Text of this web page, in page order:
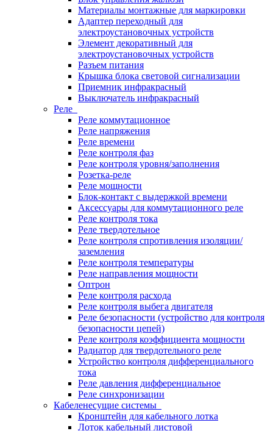
Материалы монтажные для маркировки
Адаптер переходный для
электроустановочных устройств
Элемент декоративный для
электроустановочных устройств
Разъем питания
Крышка блока световой сигнализации
Приемник инфракрасный
Выключатель инфракрасный
Реле
Реле коммутационное
Реле напряжения
Реле времени
Реле контроля фаз
Реле контроля уровня/заполнения
Розетка-реле
Реле мощности
Блок-контакт с выдержкой времени
Аксессуары для коммутационного реле
Реле контроля тока
Реле твердотельное
Реле контроля спротивления изоляции/
заземления
Реле контроля температуры
Реле направления мощности
Оптрон
Реле контроля расхода
Реле контроля выбега двигателя
Реле безопасности (устройство для контроля
безопасности цепей)
Реле контроля коэффициента мощности
Радиатор для твердотельного реле
Устройство контроля дифференциального
тока
Реле давления дифференциальное
Реле синхронизации
Кабеленесущие системы
Кронштейн для кабельного лотка
Лоток кабельный листовой